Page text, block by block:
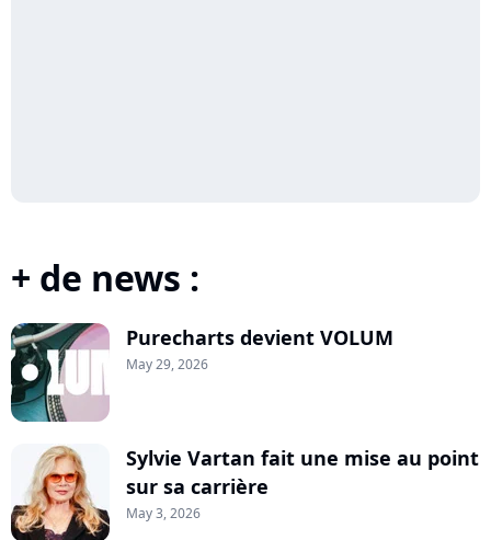
+ de news :
Purecharts devient VOLUM
May 29, 2026
Sylvie Vartan fait une mise au point
sur sa carrière
May 3, 2026